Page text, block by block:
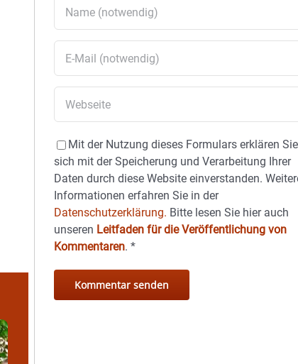
Mit der Nutzung dieses Formulars erklären Sie
sich mit der Speicherung und Verarbeitung Ihrer
Daten durch diese Website einverstanden.
Informationen erfahren Sie in der
Datenschutzerklärung. Bitte lesen Sie hier auch
unseren Leitfaden für die Veröffentlichung von
Kommentaren.*